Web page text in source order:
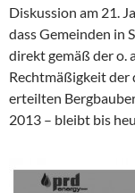
Diskussion am 21.
dass Gemeinden in
direkt gemäß der o.
Rechtmäßigkeit der
erteilten
2013 – bleibt bis